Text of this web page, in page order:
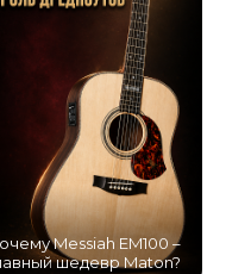
Messiah EM100 –
шедевр Maton?